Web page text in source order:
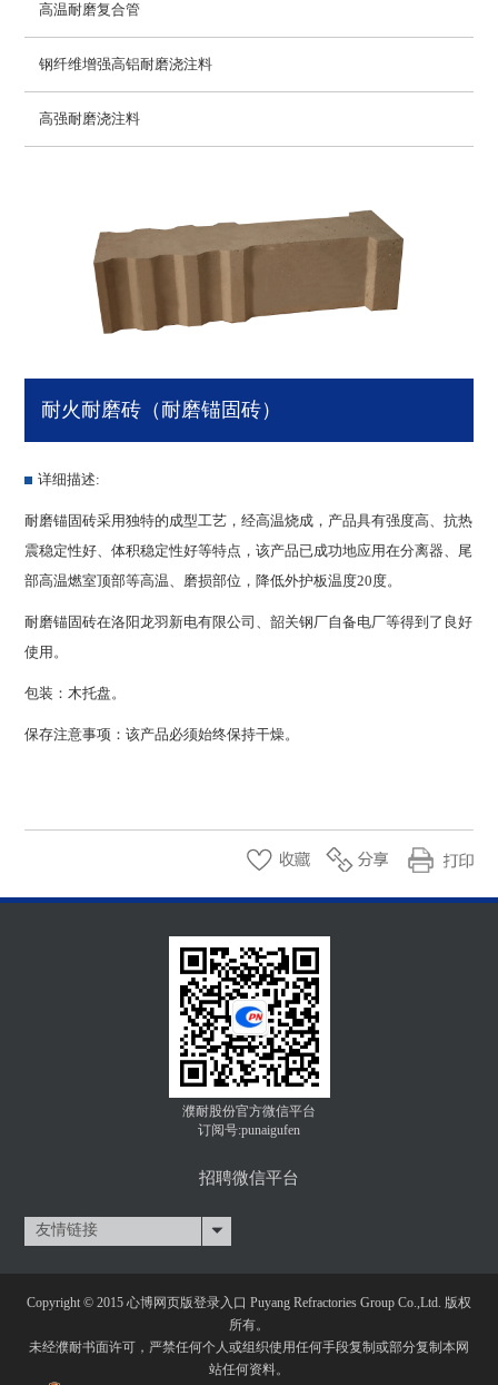
高温耐磨复合管
钢纤维增强高铝耐磨浇注料
高强耐磨浇注料
耐火耐磨砖（耐磨锚固砖）
详细描述:
耐磨锚固砖采用独特的成型工艺，经高温烧成，产品具有强度高、抗热
震稳定性好、体积稳定性好等特点，该产品已成功地应用在分离器、尾
部高温燃室顶部等高温、磨损部位，降低外护板温度20度。
耐磨锚固砖在洛阳龙羽新电有限公司、韶关钢厂自备电厂等得到了良好
使用。
包装：木托盘。
保存注意事项：该产品必须始终保持干燥。
濮耐股份官方微信平台
订阅号:punaigufen
招聘微信平台
友情链接
Copyright © 2015 心博网页版登录入口 Puyang Refractories Group Co.,Ltd. 版权
所有。
未经濮耐书面许可，严禁任何个人或组织使用任何手段复制或部分复制本网
站任何资料。